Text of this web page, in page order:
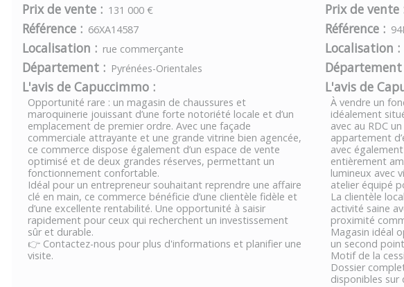
Prix de vente : 131 000 €
Référence : 66XA14587
Localisation : rue commerçante
Département : Pyrénées-Orientales
L'avis de Capuccimmo :
Opportunité rare : un magasin de chaussures et
maroquinerie jouissant d’une forte notoriété locale et d’un
emplacement de premier ordre. Avec une façade
commerciale attrayante et une grande vitrine bien agencée,
ce commerce dispose également d’un espace de vente
optimisé et de deux grandes réserves, permettant un
fonctionnement confortable.
Idéal pour un entrepreneur souhaitant reprendre une affaire
clé en main, ce commerce bénéficie d’une clientèle fidèle et
d’une excellente rentabilité. Une opportunité à saisir
rapidement pour ceux qui recherchent un investissement
sûr et durable.
👉 Contactez-nous pour plus d'informations et planifier une
visite.
Prix de vente
Référence :
Localisation :
Département
L'avis de
À vendre un
idéalement
avec au RDC
appartement
avec
entièrement
lumineux avec
atelier équipé
La clientèle
activité saine
proximité
Magasin idéal
un second
Motif de la
Dossier
disponibles sur